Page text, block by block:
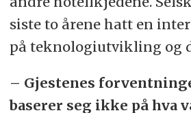
siste to årene hatt en
på teknologiutvikling og
– Gjestenes
baserer seg ikke på hva